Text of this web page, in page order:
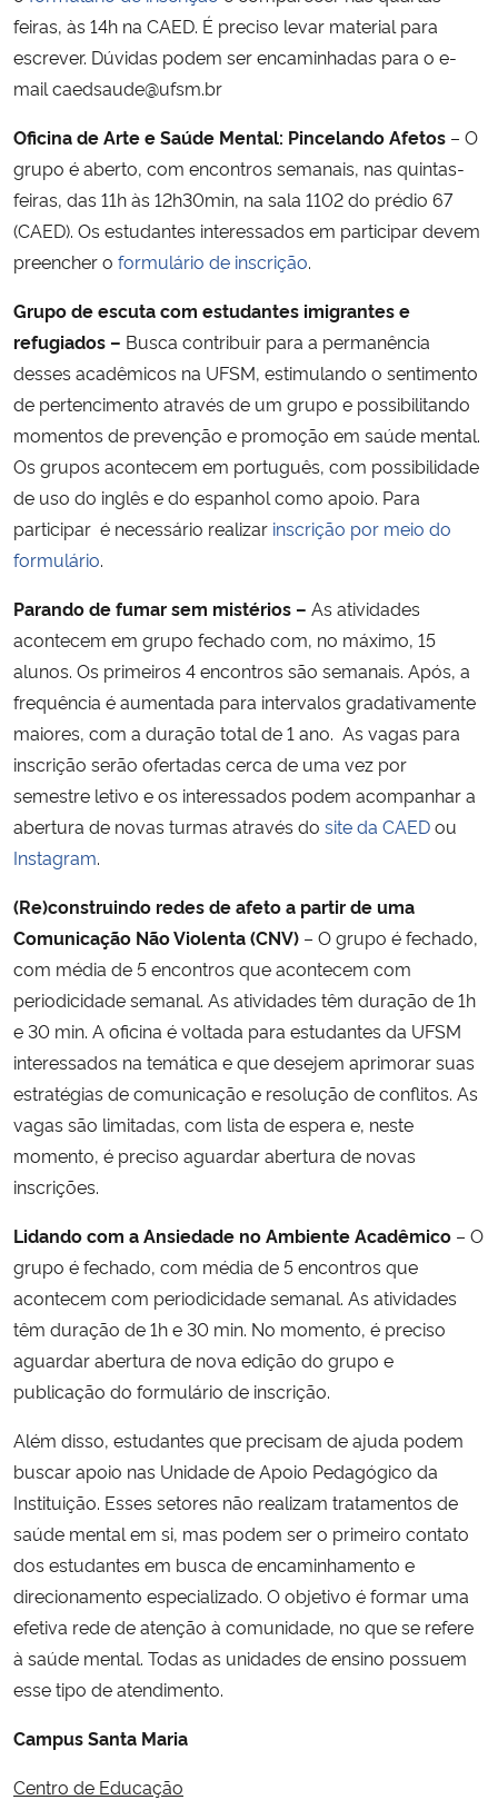
feiras, às 14h na CAED. É preciso levar material para
escrever. Dúvidas podem ser encaminhadas para o e-
mail caedsaude@ufsm.br
Oficina de Arte e Saúde Mental: Pincelando Afetos – O
grupo é aberto, com encontros semanais, nas quintas-
feiras, das 11h às 12h30min, na sala 1102 do prédio 67
(CAED). Os estudantes interessados em participar devem
preencher o formulário de inscrição.
Grupo de escuta com estudantes imigrantes e
refugiados – Busca contribuir para a permanência
desses acadêmicos na UFSM, estimulando o sentimento
de pertencimento através de um grupo e possibilitando
momentos de prevenção e promoção em saúde mental.
Os grupos acontecem em português, com possibilidade
de uso do inglês e do espanhol como apoio. Para
participar é necessário realizar inscrição por meio do
formulário.
Parando de fumar sem mistérios – As atividades
acontecem em grupo fechado com, no máximo, 15
alunos. Os primeiros 4 encontros são semanais. Após, a
frequência é aumentada para intervalos gradativamente
maiores, com a duração total de 1 ano. As vagas para
inscrição serão ofertadas cerca de uma vez por
semestre letivo e os interessados podem acompanhar a
abertura de novas turmas através do site da CAEDou
Instagram.
(Re)construindo redes de afeto a partir de uma
Comunicação Não Violenta (CNV) – O grupo é fechado,
com média de 5 encontros que acontecem com
periodicidade semanal. As atividades têm duração de 1h
e 30 min. A oficina é voltada para estudantes da UFSM
interessados na temática e que desejem aprimorar suas
estratégias de comunicação e resolução de conflitos. As
vagas são limitadas, com lista de espera e, neste
momento, é preciso aguardar abertura de novas
inscrições.
Lidando com a Ansiedade no Ambiente Acadêmico – O
grupo é fechado, com média de 5 encontros que
acontecem com periodicidade semanal. As atividades
têm duração de 1h e 30 min. No momento, é preciso
aguardar abertura de nova edição do grupo e
publicação do formulário de inscrição.
Além disso, estudantes que precisam de ajuda podem
buscar apoio nas Unidade de Apoio Pedagógico da
Instituição. Esses setores não realizam tratamentos de
saúde mental em si, mas podem ser o primeiro contato
dos estudantes em busca de encaminhamento e
direcionamento especializado. O objetivo é formar uma
efetiva rede de atenção à comunidade, no que se refere
à saúde mental. Todas as unidades de ensino possuem
esse tipo de atendimento.
Campus Santa Maria
Centro de Educação